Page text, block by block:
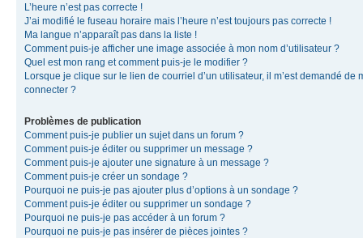
L’heure n’est pas correcte !
J’ai modifié le fuseau horaire mais l’heure n’est toujours pas correcte !
Ma langue n’apparaît pas dans la liste !
Comment puis-je afficher une image associée à mon nom d’utilisateur ?
Quel est mon rang et comment puis-je le modifier ?
Lorsque je clique sur le lien de courriel d’un utilisateur, il m’est demandé de
connecter ?
Problèmes de publication
Comment puis-je publier un sujet dans un forum ?
Comment puis-je éditer ou supprimer un message ?
Comment puis-je ajouter une signature à un message ?
Comment puis-je créer un sondage ?
Pourquoi ne puis-je pas ajouter plus d’options à un sondage ?
Comment puis-je éditer ou supprimer un sondage ?
Pourquoi ne puis-je pas accéder à un forum ?
Pourquoi ne puis-je pas insérer de pièces jointes ?